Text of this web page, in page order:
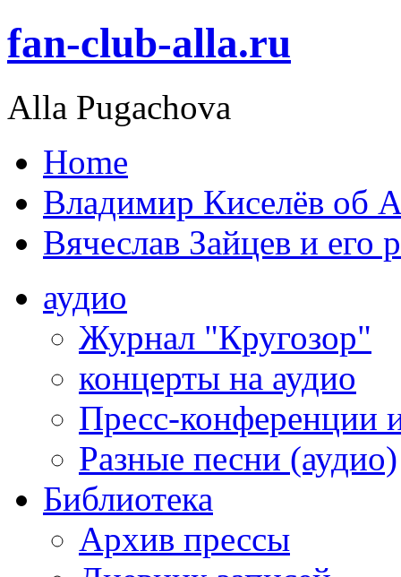
fan-club-alla.ru
Alla Pugachova
Home
Владимир Киселёв об
Вячеслав Зайцев и его
аудио
Журнал "Кругозор"
концерты на аудио
Пресс-конференции
Разные песни (аудио)
Библиотека
Архив прессы